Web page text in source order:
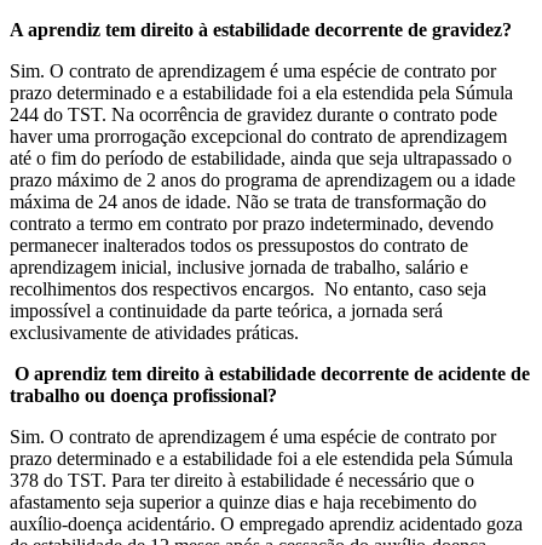
A aprendiz tem direito à estabilidade decorrente de gravidez?
Sim. O contrato de aprendizagem é uma espécie de contrato por
prazo determinado e a estabilidade foi a ela estendida pela Súmula
244 do TST. Na ocorrência de gravidez durante o contrato pode
haver uma prorrogação excepcional do contrato de aprendizagem
até o fim do período de estabilidade, ainda que seja ultrapassado o
prazo máximo de 2 anos do programa de aprendizagem ou a idade
máxima de 24 anos de idade. Não se trata de transformação do
contrato a termo em contrato por prazo indeterminado, devendo
permanecer inalterados todos os pressupostos do contrato de
aprendizagem inicial, inclusive jornada de trabalho, salário e
recolhimentos dos respectivos encargos. No entanto, caso seja
impossível a continuidade da parte teórica, a jornada será
exclusivamente de atividades práticas.
O aprendiz tem direito à estabilidade decorrente de acidente de
trabalho ou doença profissional?
Sim. O contrato de aprendizagem é uma espécie de contrato por
prazo determinado e a estabilidade foi a ele estendida pela Súmula
378 do TST. Para ter direito à estabilidade é necessário que o
afastamento seja superior a quinze dias e haja recebimento do
auxílio-doença acidentário. O empregado aprendiz acidentado goza